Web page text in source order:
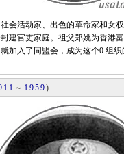
活动家、出色的革命家和女
建官吏家庭。祖父郑姚为香港
加入了同盟会，成为这个0 组
～ 1959)